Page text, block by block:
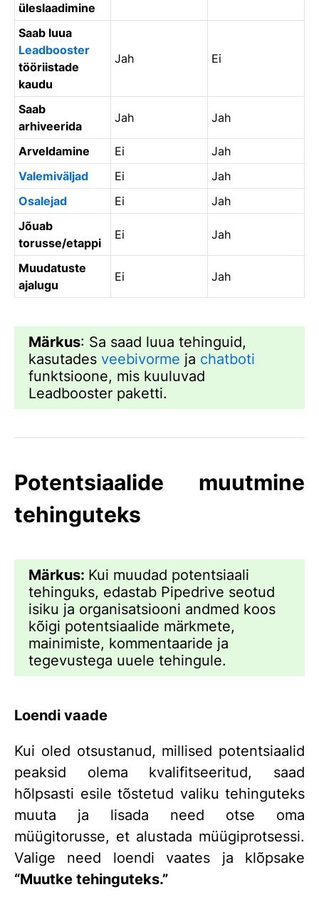
üleslaadimine
Saab luua
Leadbooster
tööriistade
kaudu
Jah Ei
Saab
arhiveerida
Jah Jah
Arveldamine Ei
Jah
Valemiväljad
Ei
Jah
Osalejad
Ei
Jah
Jõuab
torusse/etappi
Ei Jah
Muudatuste
ajalugu
Ei Jah
Märkus: Sa saad luua tehinguid,
kasutades veebivorme ja chatboti
funktsioone, mis kuuluvad
Leadbooster paketti.
Potentsiaalide muutmine
tehinguteks
Märkus: Kui muudad potentsiaali
tehinguks, edastab Pipedrive seotud
isiku ja organisatsiooni andmed koos
kõigi potentsiaalide märkmete,
mainimiste, kommentaaride ja
tegevustega uuele tehingule.
Loendi vaade
Kui oled otsustanud, millised potentsiaalid
peaksid olema kvalifitseeritud, saad
hõlpsasti esile tõstetud valiku tehinguteks
muuta ja lisada need otse oma
müügitorusse, et alustada müügiprotsessi.
Valige need loendi vaates ja klõpsake
“Muutke tehinguteks.”